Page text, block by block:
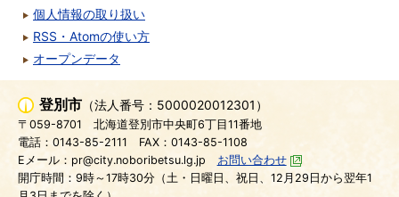
個人情報の取り扱い
RSS・Atomの使い方
オープンデータ
登別市 （法人番号：5000020012301）
〒059-8701
北海道登別市中央町6丁目11番地
電話：0143-85-2111
FAX：0143-85-1108
Eメール：pr@city.noboribetsu.lg.jp
お問い合わせ
開庁時間：9時～17時30分（土・日曜日、祝日、12月29日から翌年1